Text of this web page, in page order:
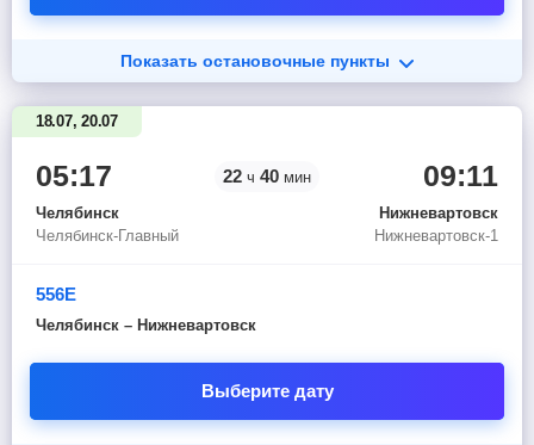
Показать остановочные пункты
05:17
Челябинск
Челябинск-Главный
22 ч 40 мин 09:11
Нижневартовск
Нижневартовск-1
556Е
Челябинск – Нижневартовск
Выберите дату
18.07, 20.07